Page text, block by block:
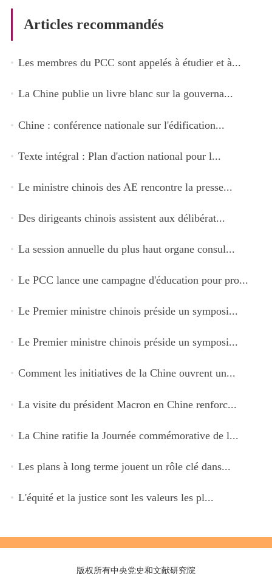
Articles recommandés
Les membres du PCC sont appelés à étudier et à...
La Chine publie un livre blanc sur la gouverna...
Chine : conférence nationale sur l'édification...
Texte intégral : Plan d'action national pour l...
Le ministre chinois des AE rencontre la presse...
Des dirigeants chinois assistent aux délibérat...
La session annuelle du plus haut organe consul...
Le PCC lance une campagne d'éducation pour pro...
Le Premier ministre chinois préside un symposi...
Le Premier ministre chinois préside un symposi...
Comment les initiatives de la Chine ouvrent un...
La visite du président Macron en Chine renforc...
La Chine ratifie la Journée commémorative de l...
Les plans à long terme jouent un rôle clé dans...
L'équité et la justice sont les valeurs les pl...
版权所有中央党史和文献研究院